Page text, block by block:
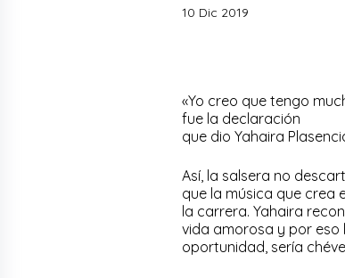
10 Dic 2019
«Yo creo que tengo
fue la declaración
que dio Yahaira
Así, la salsera no
que la música que crea
la carrera. Yahaira
vida amorosa y por eso
oportunidad, sería